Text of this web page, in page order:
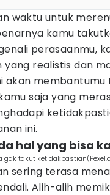
waktu untuk
kamu
perasaanmu,
yang realistis dan
akan
saja yang
ini.
hal yang bisa
takut
sering terasa
Alih-alih